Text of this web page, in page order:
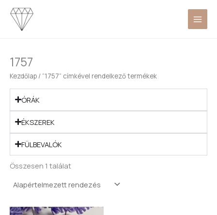
Skip
content
1757
Kezdőlap / “1757” címkével rendelkező termékek
ÓRÁK
ÉKSZEREK
FÜLBEVALÓK
Összesen 1 találat